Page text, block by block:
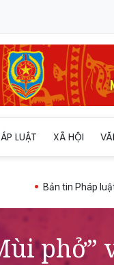
LUẬT XÃ HỘI
Bản tin Pháp
phở”